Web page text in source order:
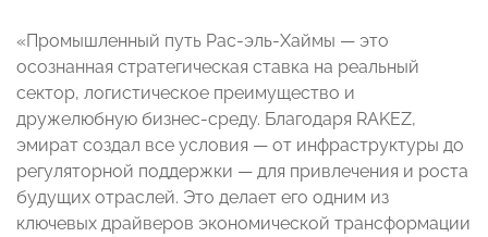
«Промышленный путь Рас-эль-Хаймы — это
осознанная стратегическая ставка на реальный
сектор, логистическое преимущество и
дружелюбную бизнес-среду. Благодаря RAKEZ,
эмират создал все условия — от инфраструктуры до
регуляторной поддержки — для привлечения и роста
будущих отраслей. Это делает его одним из
ключевых драйверов экономической трансформации